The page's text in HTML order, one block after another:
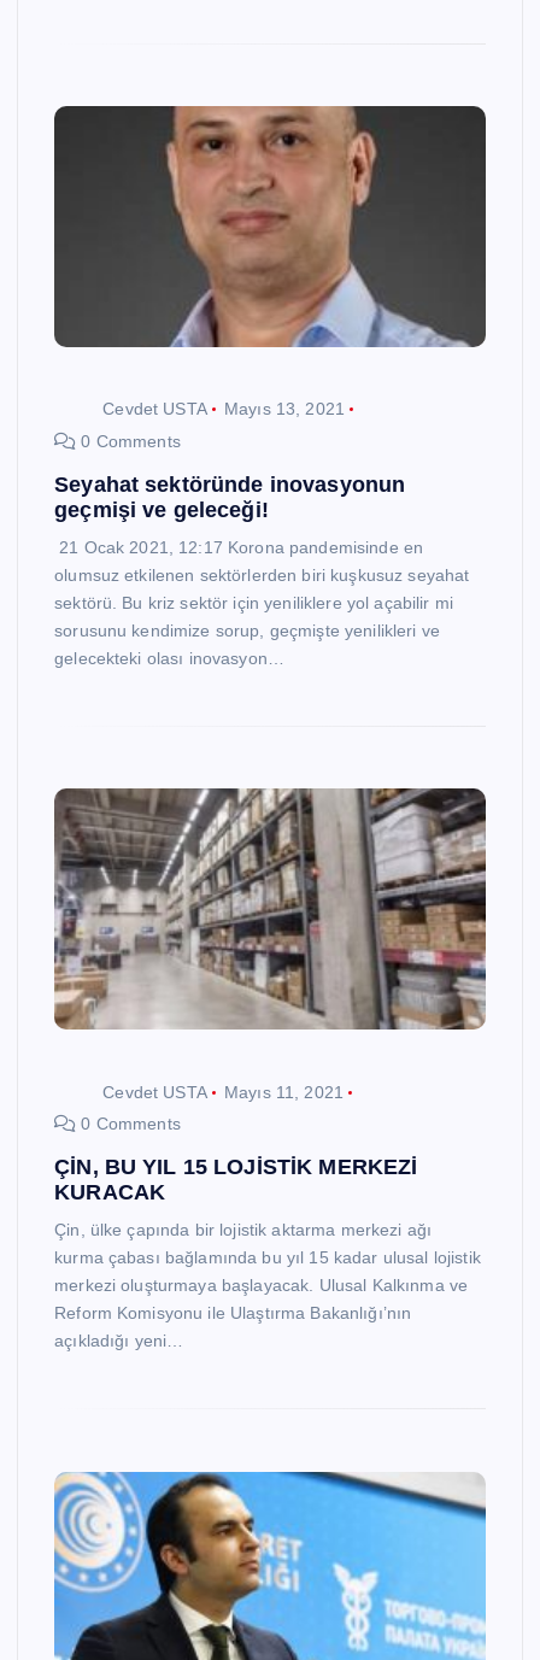
Cevdet USTA
Mayıs 13, 2021
0 Comments
Seyahat sektöründe inovasyonun
geçmişi ve geleceği!
21 Ocak 2021, 12:17 Korona pandemisinde en
olumsuz etkilenen sektörlerden biri kuşkusuz seyahat
sektörü. Bu kriz sektör için yeniliklere yol açabilir mi
sorusunu kendimize sorup, geçmişte yenilikleri ve
gelecekteki olası inovasyon…
Cevdet USTA
Mayıs 11, 2021
0 Comments
ÇİN, BU YIL 15 LOJİSTİK MERKEZİ
KURACAK
Çin, ülke çapında bir lojistik aktarma merkezi ağı
kurma çabası bağlamında bu yıl 15 kadar ulusal lojistik
merkezi oluşturmaya başlayacak. Ulusal Kalkınma ve
Reform Komisyonu ile Ulaştırma Bakanlığı’nın
açıkladığı yeni…